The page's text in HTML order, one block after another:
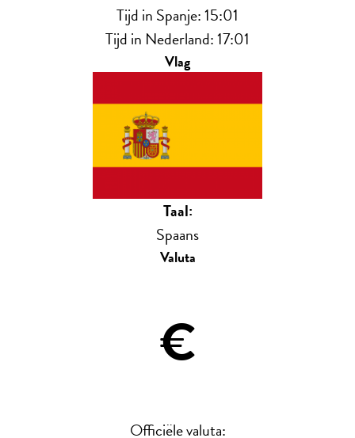
Tijd in Spanje:15:01
Tijd in Nederland: 17:01
Vlag
Taal:
Spaans
Valuta
€
Officiële valuta: